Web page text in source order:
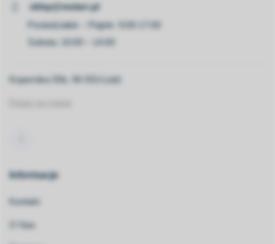
sklep@molarr.pl
Poniedziałek – Piątek: 9:00-17:00
Sobota: 10:00 – 14:00
Kopernika 55b, 90-553 Łódź
Informacje
Kontakt
O Nas